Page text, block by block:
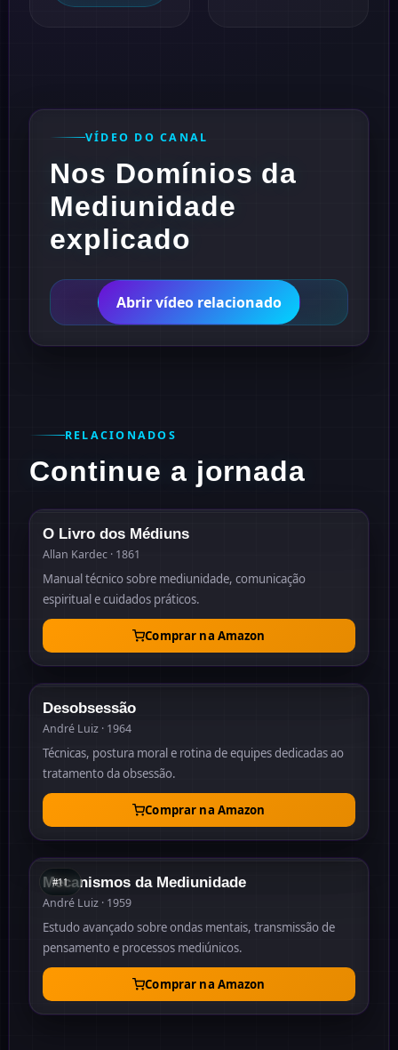
VÍDEO DO CANAL
Nos Domínios da
Mediunidade
explicado
Abrir vídeo relacionado
RELACIONADOS
Continue a jornada
O Livro dos Médiuns
Allan Kardec · 1861
Manual técnico sobre mediunidade, comunicação
espiritual e cuidados práticos.
Comprar na Amazon
1964
Desobsessão
André Luiz · 1964
Técnicas, postura moral e rotina de equipes dedicadas ao
tratamento da obsessão.
Comprar na Amazon
1959
#11
Mecanismos da Mediunidade
André Luiz · 1959
Estudo avançado sobre ondas mentais, transmissão de
pensamento e processos mediúnicos.
Comprar na Amazon